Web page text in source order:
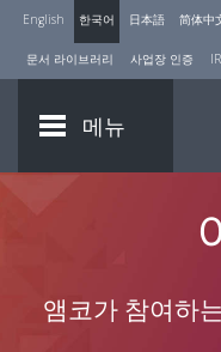
English 한국어 日本語 简体中
문서 라이브러리 사업장 인증 IR
메뉴
앰코가 참여하